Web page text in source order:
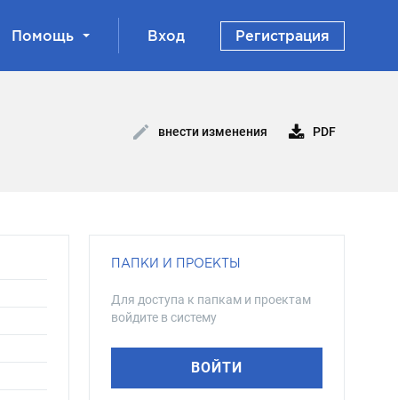
Помощь Вход Регистрация
внести изменения PDF
ПАПКИ И ПРОЕКТЫ
Для доступа к папкам и проектам
войдите в систему
ВОЙТИ